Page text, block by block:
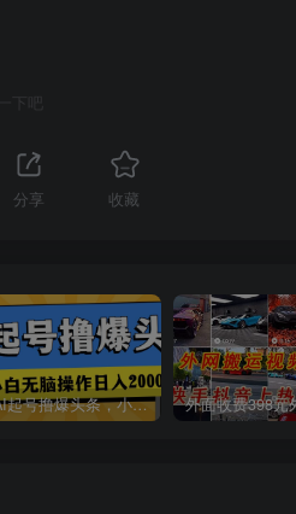
下吧
分享 收藏
AI起号撸爆头条，小白也能操作，日入2000+